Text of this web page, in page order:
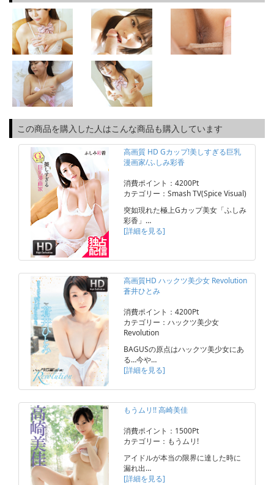
この商品を購入した人はこんな商品も購入しています
高画質 HD Gカップ!美しすぎる巨乳
漫画家/ふしみ彩香
消費ポイント：4200Pt
カテゴリー：Smash TV(Spice Visual)
突如現れた極上Gカップ美女「ふしみ
彩香」…
[詳細を見る]
高画質HD ハックツ美少女 Revolution
蒼井ひとみ
消費ポイント：4200Pt
カテゴリー：ハックツ美少女
Revolution
BAGUSの原点はハックツ美少女にあ
る…今や…
[詳細を見る]
もうムリ!! 高崎美佳
消費ポイント：1500Pt
カテゴリー：もうムリ!
アイドルが本当の限界に達した時に
漏れ出…
[詳細を見る]